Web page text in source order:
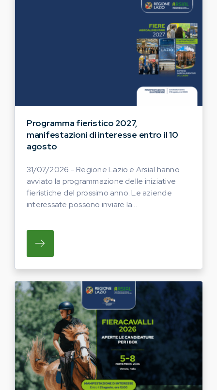
Programma fieristico 2027,
manifestazioni di interesse entro il 10
agosto
31/07/2026 - Regione Lazio e Arsial hanno
avviato la programmazione delle iniziative
fieristiche del prossimo anno. Le aziende
interessate possono inviare la...
SU REGIONE LAZIO E ARSIAL HANNO